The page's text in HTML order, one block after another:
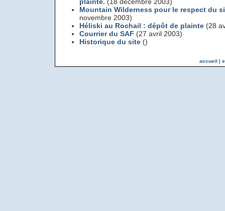
Mountain Wilderness pour le respect du
novembre 2003)
Héliski au Rochail : dépôt de plainte (28
Courrier du SAF (27 avril 2003)
Historique du site ()
accueil |